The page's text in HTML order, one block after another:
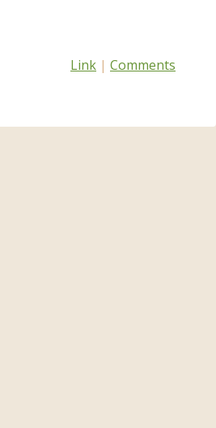
Link | Comments